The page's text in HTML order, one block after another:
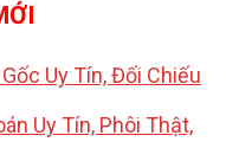
Uy Tín, Đối Chiếu
Uy Tín, Phôi Thật,